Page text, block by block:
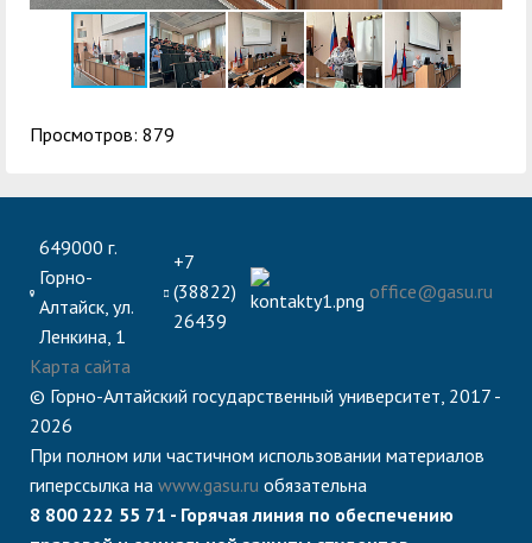
Просмотров: 879
649000 г.
Горно-
Алтайск, ул.
Ленкина, 1
+7
(38822)
26439
office@gasu.ru
Карта сайта
© Горно-Алтайский государственный университет, 2017 -
2026
При полном или частичном использовании материалов
гиперссылка на www.gasu.ru обязательна
8 800 222 55 71 - Горячая линия по обеспечению